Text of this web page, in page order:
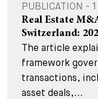
PUBLICATION -
Real Estate
Switzerland:
The article
framework
transactions,
asset deals,...